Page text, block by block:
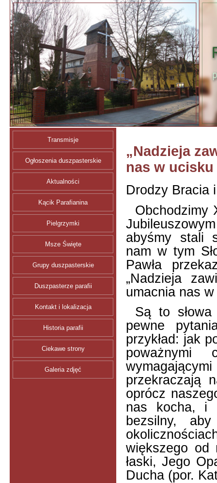
Transmisje
Ogłoszenia duszpasterskie
Aktualności
Kącik Parafianina
Pielgrzymki
Msze Święte
Grupy duszpasterskie
Duszpasterze parafii
Kontakt i lokalizacja
Historia parafii
Ciekawe strony
Galeria zdjęć
„Nadzieja
nas w ucisku
Drodzy Bracia
Obchodzimy
abyśmy stali
nam w tym
Pawła
„Nadzieja
umacnia nas
Są to
pewne
przykład: jak
poważnymi
przekraczają
oprócz
nas kocha, i
bezsilny,
większego od
łaski, Jego
Ducha (por.